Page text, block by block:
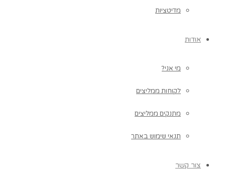
מדיטציות
אודות
מי אני?
לקוחות ממליצים
מתנקים ממליצים
תנאי שימוש באתר
צור קשר